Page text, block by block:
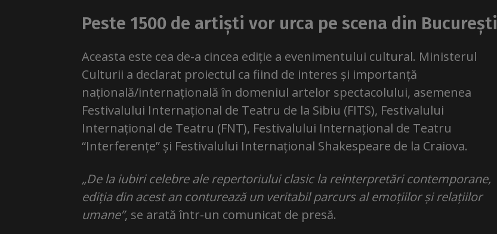
Peste 1500 de artiști vor urca pe scena din București
Aceasta este cea de-a cincea ediție a evenimentului cultural. Ministerul
Culturii a declarat proiectul ca fiind de interes și importanță
națională/internațională în domeniul artelor spectacolului, asemenea
Festivalului Internațional de Teatru de la Sibiu (FITS), Festivalului
Internațional de Teatru (FNT), Festivalului Internațional de Teatru
“Interferențe” și Festivalului Internațional Shakespeare de la Craiova.
„De la iubiri celebre ale repertoriului clasic la reinterpretări contemporane,
ediția din acest an conturează un veritabil parcurs al emoțiilor și relațiilor
umane”, se arată într-un comunicat de presă.